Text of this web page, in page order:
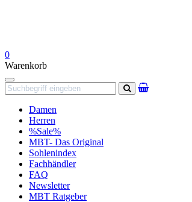
0
Warenkorb
Navigation
Suchen
Damen
Herren
%Sale%
MBT- Das Original
Sohlenindex
Fachhändler
FAQ
Newsletter
MBT Ratgeber